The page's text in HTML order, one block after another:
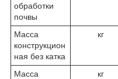
обработки
почвы
Масса
конструкцион
ная без катка
кг
Масса
кг